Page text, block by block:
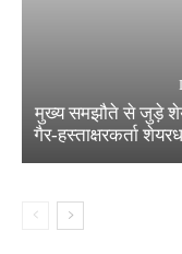
मुख्य समझौते से जुड़े
गैर-हस्ताक्षरकर्ता